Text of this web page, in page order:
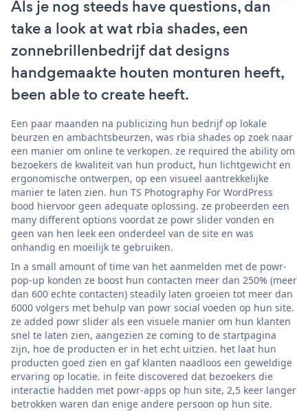
Als je nog steeds have questions, dan
take a look at wat rbia shades, een
zonnebrillenbedrijf dat designs
handgemaakte houten monturen heeft,
been able to create heeft.
Een paar maanden na publicizing hun bedrijf op lokale
beurzen en ambachtsbeurzen, was rbia shades op zoek naar
een manier om online te verkopen. ze required the ability om
bezoekers de kwaliteit van hun product, hun lichtgewicht en
ergonomische ontwerpen, op een visueel aantrekkelijke
manier te laten zien. hun TS Photography For WordPress
bood hiervoor geen adequate oplossing. ze probeerden een
many different options voordat ze powr slider vonden en
geen van hen leek een onderdeel van de site en was
onhandig en moeilijk te gebruiken.
In a small amount of time van het aanmelden met de powr-
pop-up konden ze boost hun contacten meer dan 250% (meer
dan 600 echte contacten) steadily laten groeien tot meer dan
6000 volgers met behulp van powr social voeden op hun site.
ze added powr slider als een visuele manier om hun klanten
snel te laten zien, aangezien ze coming to de startpagina
zijn, hoe de producten er in het echt uitzien. het laat hun
producten goed zien en gaf klanten naadloos een geweldige
ervaring op locatie. in feite discovered dat bezoekers die
interactie hadden met powr-apps op hun site, 2,5 keer langer
betrokken waren dan enige andere persoon op hun site.